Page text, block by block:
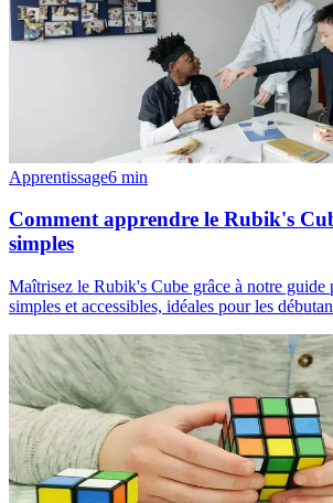
Apprentissage6 min
Comment apprendre le Rubik's
simples
Maîtrisez le Rubik's Cube grâce à notre guide
simples et accessibles, idéales pour les